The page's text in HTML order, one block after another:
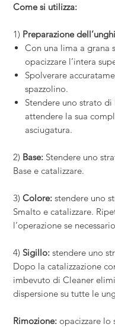
Come si utilizza:
1) Preparazione
Con una lima a grana
opacizzare l’intera
Spolverare
spazzolino.
Stendere uno strato di
attendere la sua
asciugatura.
2) Base: Stendere uno
Base e catalizzare.
3) Colore: stendere uno
Smalto e catalizzare.
l’operazione se
4) Sigillo: stendere uno
Dopo la catalizzazione
imbevuto di Cleaner
dispersione su tutte le
Rimozione: opacizzare lo